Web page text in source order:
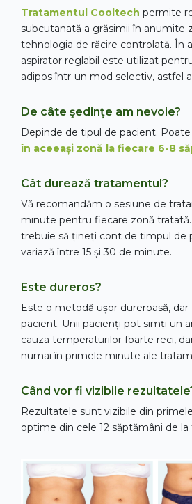
Tratamentul Cooltech permite
subcutanată a grăsimii în anumite
tehnologia de răcire controlată. În
aspirator reglabil este utilizat
adipos într-un mod selectiv, astfel
De câte şedințe am nevoie?
Depinde de tipul de pacient.
în aceeași zonă la fiecare 6-8
Cât durează tratamentul?
Vă recomandăm o sesiune de
minute pentru fiecare zonă
trebuie să țineți cont de timpul de
variază între 15 și 30 de minute.
Este dureros?
Este o metodă ușor dureroasă,
pacient. Unii pacienți pot simți un
cauza temperaturilor foarte reci,
numai în primele minute ale
Când vor fi vizibile
Rezultatele sunt vizibile din
optime din cele 12 săptămâni de